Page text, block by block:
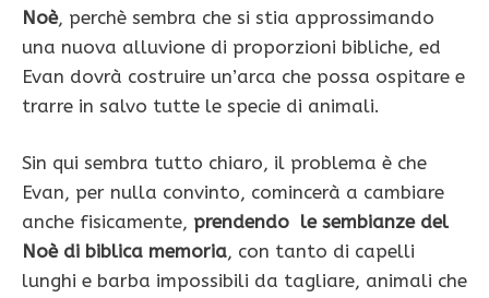
Noè, perchè sembra che si stia approssimando
una nuova alluvione di proporzioni bibliche, ed
Evan dovrà costruire un’arca che possa ospitare e
trarre in salvo tutte le specie di animali.
Sin qui sembra tutto chiaro, il problema è che
Evan, per nulla convinto, comincerà a cambiare
anche fisicamente, prendendo le sembianze del
Noè di biblica memoria, con tanto di capelli
lunghi e barba impossibili da tagliare, animali che